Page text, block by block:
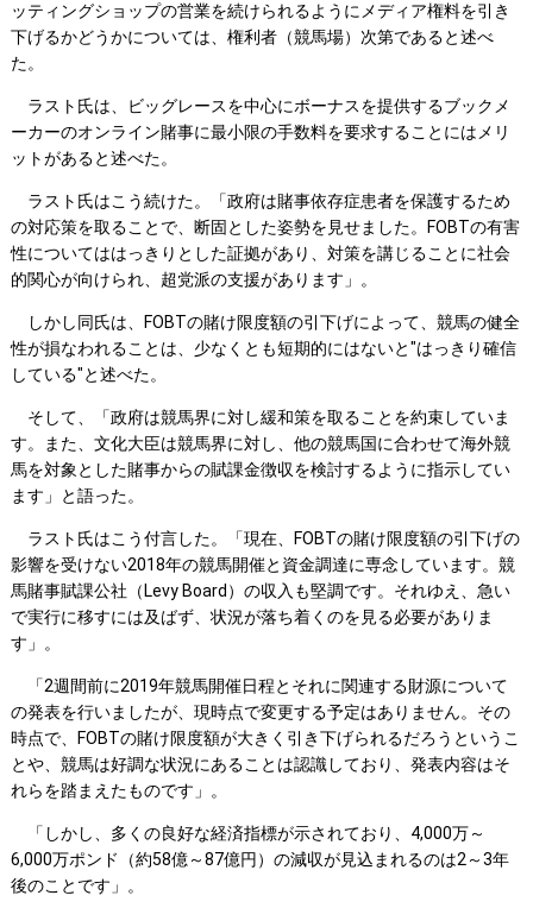
ッティングショップの営業を続けられるようにメディア権料を引き
下げるかどうかについては、権利者（競馬場）次第であると述べ
た。
ラスト氏は、ビッグレースを中心にボーナスを提供するブックメ
ーカーのオンライン賭事に最小限の手数料を要求することにはメリ
ットがあると述べた。
ラスト氏はこう続けた。「政府は賭事依存症患者を保護するため
の対応策を取ることで、断固とした姿勢を見せました。FOBTの有害
性についてははっきりとした証拠があり、対策を講じることに社会
的関心が向けられ、超党派の支援があります」。
しかし同氏は、FOBTの賭け限度額の引下げによって、競馬の健全
性が損なわれることは、少なくとも短期的にはないと"はっきり確信
している"と述べた。
そして、「政府は競馬界に対し緩和策を取ることを約束していま
す。また、文化大臣は競馬界に対し、他の競馬国に合わせて海外競
馬を対象とした賭事からの賦課金徴収を検討するように指示してい
ます」と語った。
ラスト氏はこう付言した。「現在、FOBTの賭け限度額の引下げの
影響を受けない2018年の競馬開催と資金調達に専念しています。競
馬賭事賦課公社（Levy Board）の収入も堅調です。それゆえ、急い
で実行に移すには及ばず、状況が落ち着くのを見る必要がありま
す」。
「2週間前に2019年競馬開催日程とそれに関連する財源について
の発表を行いましたが、現時点で変更する予定はありません。その
時点で、FOBTの賭け限度額が大きく引き下げられるだろうというこ
とや、競馬は好調な状況にあることは認識しており、発表内容はそ
れらを踏まえたものです」。
「しかし、多くの良好な経済指標が示されており、4,000万～
6,000万ポンド（約58億～87億円）の減収が見込まれるのは2～3年
後のことです」。